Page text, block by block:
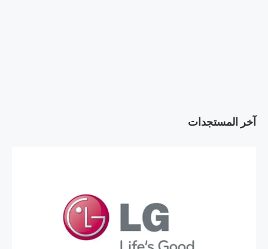
آخر المستجدات